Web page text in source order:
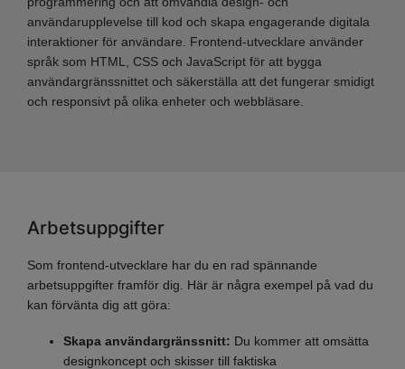
användarupplevelse till kod och skapa engagerande digitala
interaktioner för användare. Frontend-utvecklare använder
språk som HTML, CSS och JavaScript för att bygga
användargränssnittet och säkerställa att det fungerar smidigt
och responsivt på olika enheter och webbläsare.
Arbetsuppgifter
Som frontend-utvecklare har du en rad spännande
arbetsuppgifter framför dig. Här är några exempel på vad du
kan förvänta dig att göra:
Skapa användargränssnitt: Du kommer att omsätta
designkoncept och skisser till faktiska